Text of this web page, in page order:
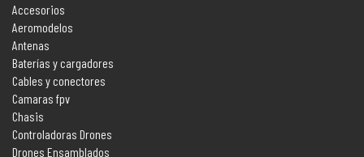
Accesorios
Aeromodelos
Antenas
Baterías y cargadores
Cables y conectores
Camaras fpv
Chasis
Controladoras Drones
Drones Ensamblados